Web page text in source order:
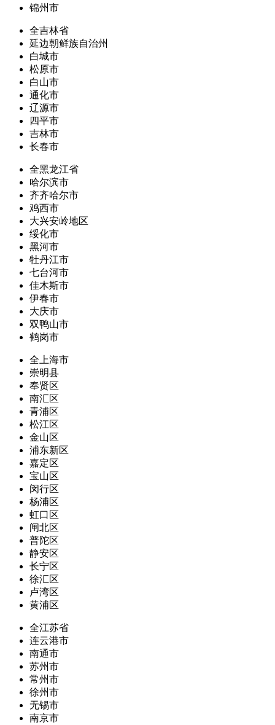
锦州市
全吉林省
延边朝鲜族自治州
白城市
松原市
白山市
通化市
辽源市
四平市
吉林市
长春市
全黑龙江省
哈尔滨市
齐齐哈尔市
鸡西市
大兴安岭地区
绥化市
黑河市
牡丹江市
七台河市
佳木斯市
伊春市
大庆市
双鸭山市
鹤岗市
全上海市
崇明县
奉贤区
南汇区
青浦区
松江区
金山区
浦东新区
嘉定区
宝山区
闵行区
杨浦区
虹口区
闸北区
普陀区
静安区
长宁区
徐汇区
卢湾区
黄浦区
全江苏省
连云港市
南通市
苏州市
常州市
徐州市
无锡市
南京市